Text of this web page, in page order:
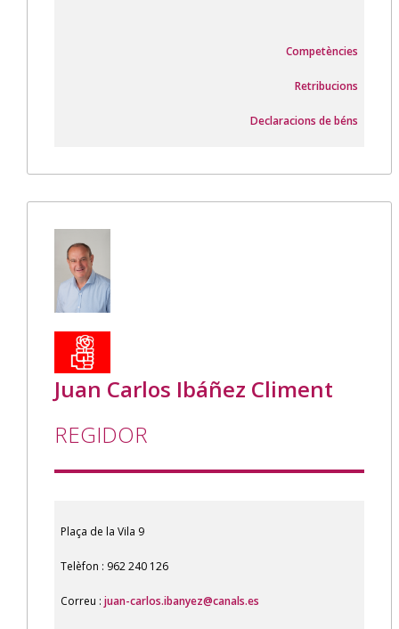
Competències
Retribucions
Declaracions de béns
Juan Carlos Ibáñez Climent
REGIDOR
Plaça de la Vila 9
Telèfon : 962 240 126
Correu : juan-carlos.ibanyez@canals.es